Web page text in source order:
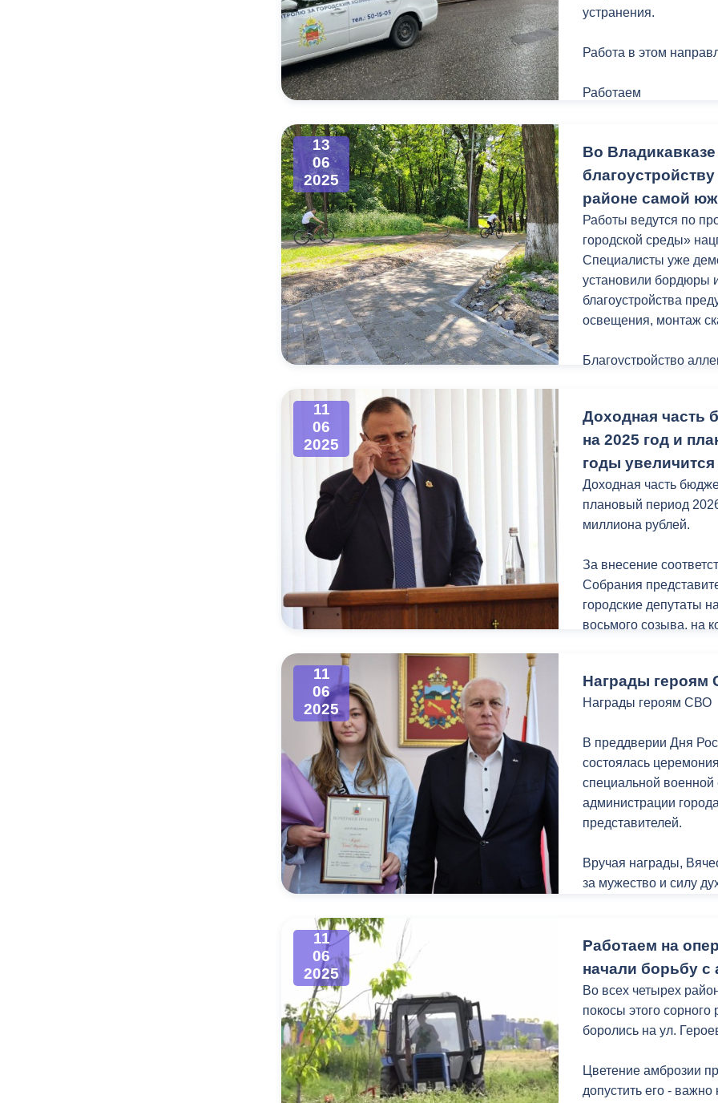
устранения.
Работа в этом
Работаем
13
06
2025
Во
районе самой
Работы ведутся по
городской среды»
Специалисты уже
установили бордюры
благоустройства
освещения, монтаж
Благоустройство
метров территории.
11
06
2025
Доходная часть
на 2025 год и
годы
Доходная часть
плановый период
миллиона рублей.
За внесение
Собрания
городские депутаты
восьмого созыва, на
Увеличение доходов
туристического
Расходы бюджета
дополнительно
озеленение
направлено на
спортивных
расходы — 8 608,7
дефицит бюджета
полностью
финансирования.
11
06
2025
Награды героям
Награды героям СВО
В преддверии Дня
состоялась
специальной военной
администрации
представителей.
Вручая награды,
за мужество и силу
Депутат Собрания
очередь,
бойцов с первых дней
«Когда СВО только
помогал. Ваш труд и
11
06
2025
Работаем на
начали борьбу с
Во всех четырех
покосы этого
боролись на ул.
Цветение амброзии
допустить его -